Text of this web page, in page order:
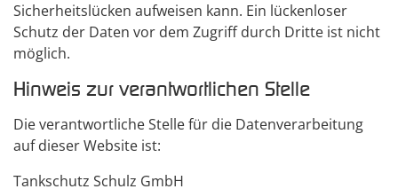
Sicherheitslücken aufweisen kann. Ein lückenloser
Schutz der Daten vor dem Zugriff durch Dritte ist nicht
möglich.
Hinweis zur verantwortlichen Stelle
Die verantwortliche Stelle für die Datenverarbeitung
auf dieser Website ist:
Tankschutz Schulz GmbH